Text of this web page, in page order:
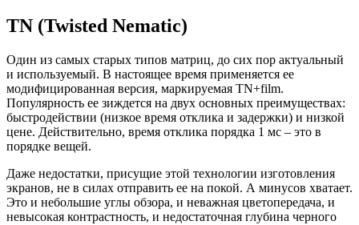
TN (Twisted Nematic)
Один из самых старых типов матриц, до сих пор актуальный
и используемый. В настоящее время применяется ее
модифицированная версия, маркируемая TN+film.
Популярность ее зиждется на двух основных преимуществах:
быстродействии (низкое время отклика и задержки) и низкой
цене. Действительно, время отклика порядка 1 мс – это в
порядке вещей.
Даже недостатки, присущие этой технологии изготовления
экранов, не в силах отправить ее на покой. А минусов хватает.
Это и небольшие углы обзора, и неважная цветопередача, и
невысокая контрастность, и недостаточная глубина черного